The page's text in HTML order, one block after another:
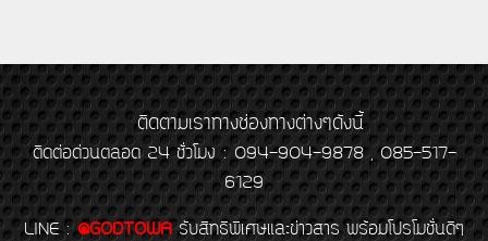
ติดตามเราทางช่องทางต่างๆดังนี้
ติดต่อด่วนตลอด 24 ชั่วโมง : 094-904-9878 , 085-517-
6129
LINE : @GODTOWA รับสิทธิพิเศษและข่าวสาร พร้อมโปรโมชั่นดีๆ